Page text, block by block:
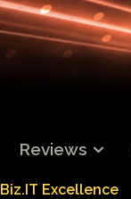
Reviews
Biz.IT Excellence